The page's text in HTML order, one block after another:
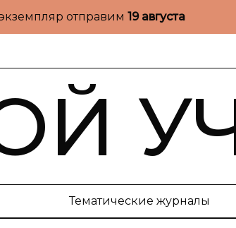
отправим 19 августа
Тематические журналы